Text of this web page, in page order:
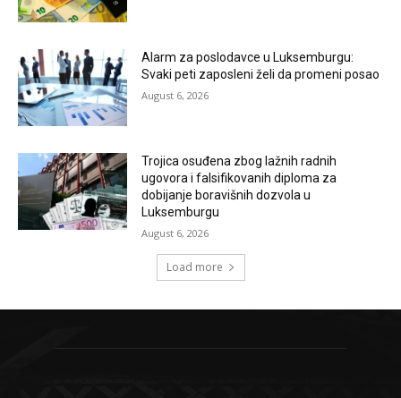
Alarm za poslodavce u Luksemburgu:
Svaki peti zaposleni želi da promeni posao
August 6, 2026
Trojica osuđena zbog lažnih radnih
ugovora i falsifikovanih diploma za
dobijanje boravišnih dozvola u
Luksemburgu
August 6, 2026
Load more